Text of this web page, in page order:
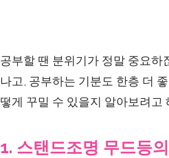
공부할 땐 분위기가 정말 중요
나고, 공부하는 기분도 한층 더
떻게 꾸밀 수 있을지 알아보려고
1. 스탠드조명 무드등